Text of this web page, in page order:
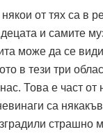
от тях са в
децата и самите
може да се
в тези три
Това е част
са
страшно